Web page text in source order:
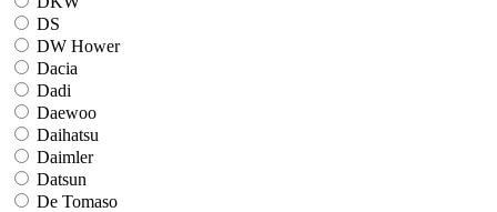
DS
DW Hower
Dacia
Dadi
Daewoo
Daihatsu
Daimler
Datsun
De Tomaso